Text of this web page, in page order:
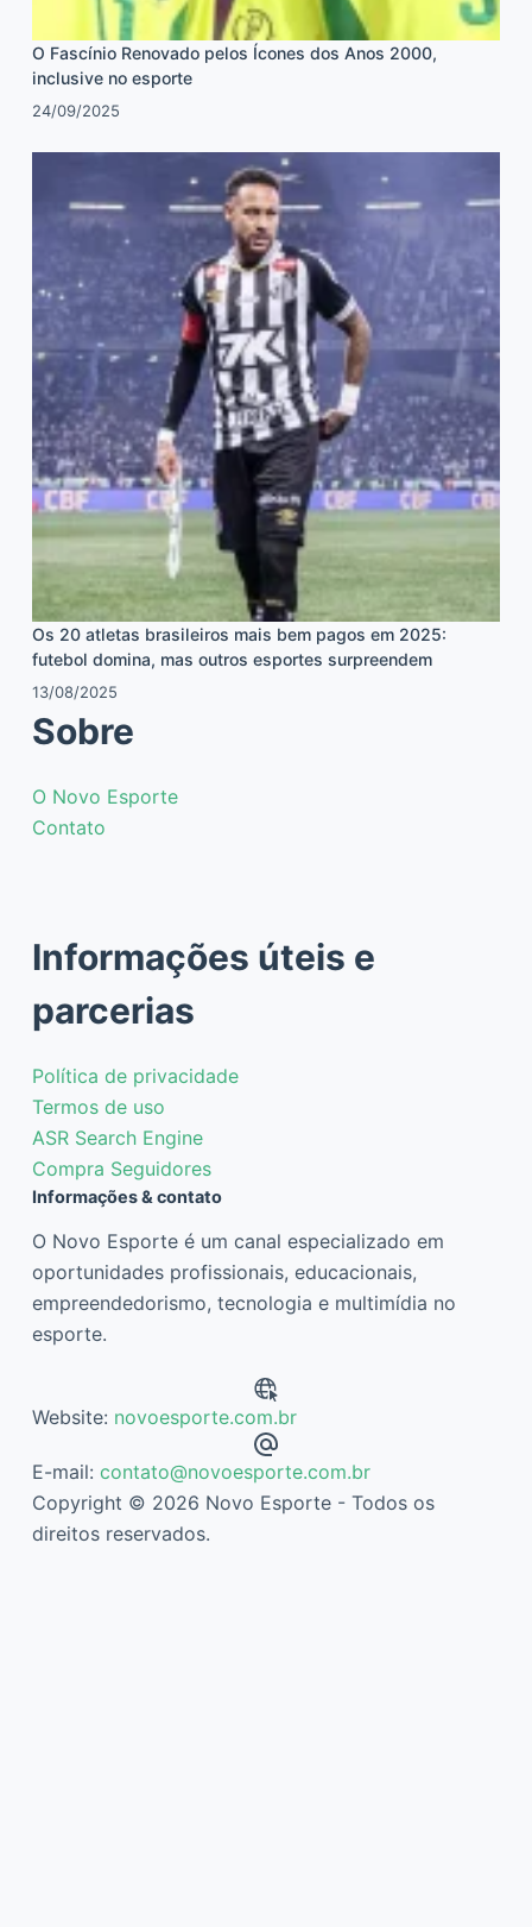
O Fascínio Renovado pelos Ícones dos Anos 2000,
inclusive no esporte
24/09/2025
Os 20 atletas brasileiros mais bem pagos em 2025:
futebol domina, mas outros esportes surpreendem
13/08/2025
Sobre
O Novo Esporte
Contato
Informações úteis e
parcerias
Política de privacidade
Termos de uso
ASR Search Engine
Compra Seguidores
Informações & contato
O Novo Esporte é um canal especializado em
oportunidades profissionais, educacionais,
empreendedorismo, tecnologia e multimídia no
esporte.
Website: novoesporte.com.br
E-mail: contato@novoesporte.com.br
Copyright © 2026 Novo Esporte - Todos os
direitos reservados.